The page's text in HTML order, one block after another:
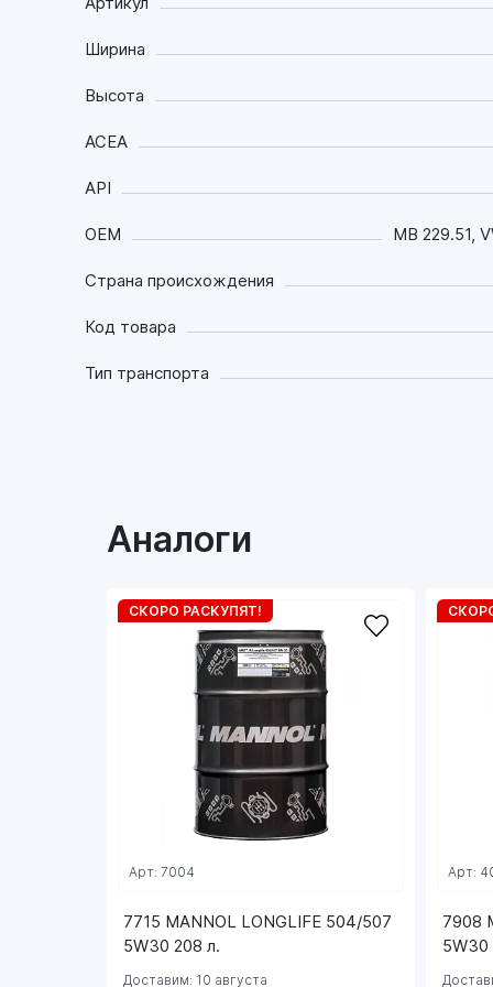
Ширина
Высота
ACEA
API
OEM MB 229.51,
Страна происхождения
Код товара
Тип транспорта
Аналоги
7715 MANNOL LONGLIFE 504/507
5W30 208 л.
Арт: 7004
Доставим: 10 августа
СКОРО РАСКУПЯТ!
7908
5W30
Арт: